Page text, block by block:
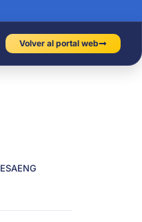
Volver al portal web
ESAENG